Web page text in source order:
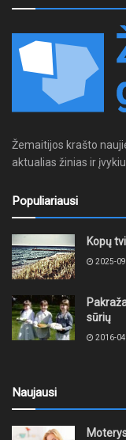
Žemaitijos krašto
aktualias žinias ir
Populiariausi
Kopų
2025-
sūrių
2016-
Naujausi